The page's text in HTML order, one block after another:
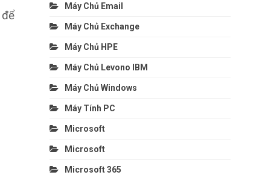
Máy Chủ Email
Máy Chủ Exchange
Máy Chủ HPE
Máy Chủ Levono IBM
Máy Chủ Windows
Máy Tính PC
Microsoft
Microsoft
Microsoft 365